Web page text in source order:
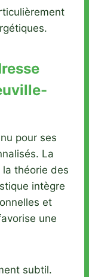
pour ses
La
théorie des
intègre
et
une
subtil.